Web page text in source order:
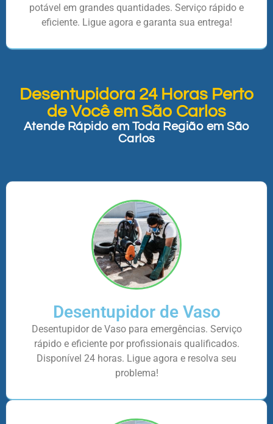
potável em grandes quantidades. Serviço rápido e
eficiente. Ligue agora e garanta sua entrega!
Desentupidora 24 Horas Perto
de Você em São Carlos
Atende Rápido em Toda Região em São
Carlos
Desentupidor de Vaso
Desentupidor de Vaso para emergências. Serviço
rápido e eficiente por profissionais qualificados.
Disponível 24 horas. Ligue agora e resolva seu
problema!